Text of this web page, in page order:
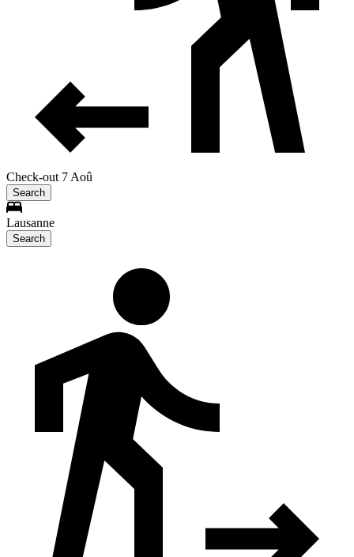
Check-out 7 Aoû
Search
Lausanne
Search